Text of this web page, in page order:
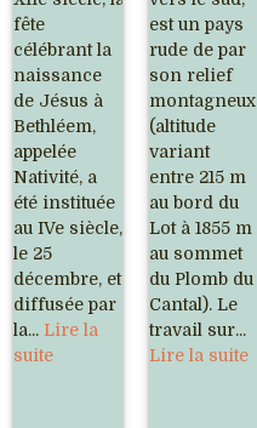
fête
célébrant la
naissance
de Jésus à
Bethléem,
appelée
Nativité, a
été instituée
au IVe siècle,
le 25
décembre, et
diffusée par
la... Lire la
suite
est un pays
rude de par
son relief
montagneux
(altitude
variant
entre 215 m
au bord du
Lot à 1855 m
au sommet
du Plomb du
Cantal). Le
travail sur...
Lire la suite